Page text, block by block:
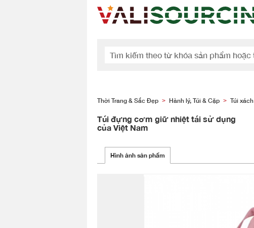
Thời Trang & Sắc Đẹp > Hành lý, Túi & Cặp > Túi xách
Túi đựng cơm giữ nhiệt tái sử dụng
của Việt Nam
Hình ảnh sản phẩm